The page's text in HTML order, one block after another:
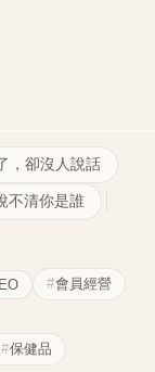
，卻沒人說話
不清你是誰
會員經營
保健品